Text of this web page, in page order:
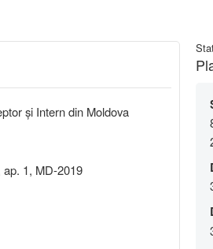
și Intern din Moldova
ap. 1, MD-2019